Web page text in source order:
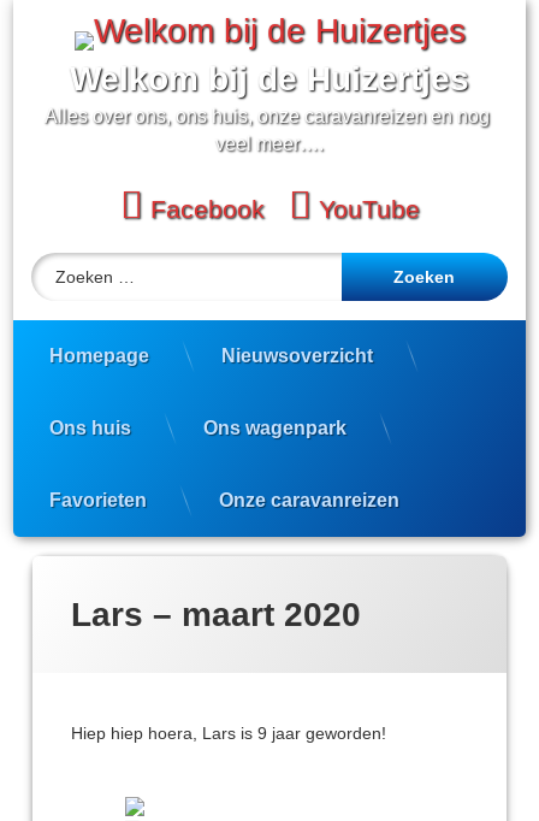
Welkom bij de Huizertjes
Alles over ons, ons huis, onze caravanreizen en nog
veel meer….
Facebook YouTube
Zoeken naar:
Homepage Nieuwsoverzicht
Ons huis Ons wagenpark
Favorieten Onze caravanreizen
Lars – maart 2020
Hiep hiep hoera, Lars is 9 jaar geworden!